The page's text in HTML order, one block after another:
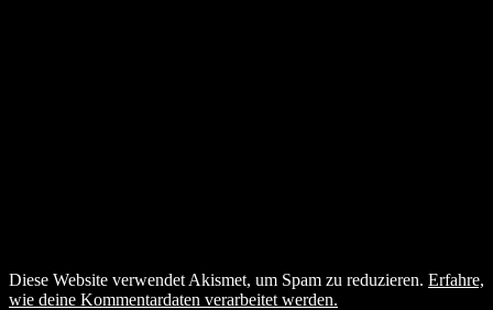
Diese Website verwendet Akismet, um Spam zu reduzieren. Erfahre,
wie deine Kommentardaten verarbeitet werden.